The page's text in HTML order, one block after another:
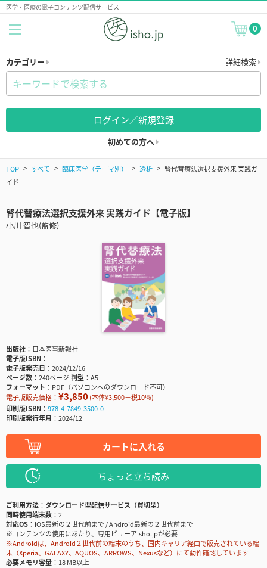
医学・医療の電子コンテンツ配信サービス
0
カテゴリー 詳細検索
ログイン／新規登録
初めての方へ
TOP すべて 臨床医学（テーマ別） 透析
腎代替療法選択支援外来 実践ガ
イド
腎代替療法選択支援外来 実践ガイド【電子版】
小川 智也(監修)
出版社
日本医事新報社
電子版ISBN
電子版発売日
2024/12/16
ページ数
240ページ判型
A5
フォーマット
PDF（パソコンへのダウンロード不可）
電子版販売価格： ¥3,850(本体¥3,500＋税10％)
印刷版ISBN
978-4-7849-3500-0
印刷版発行年月
2024/12
カートに入れる
ちょっと立ち読み
ご利用方法
ダウンロード型配信サービス（買切型）
同時使用端末数
2
対応OS
iOS最新の２世代前まで / Android最新の２世代前まで
※コンテンツの使用にあたり、専用ビューアisho.jpが必要
※Androidは、Android２世代前の端末のうち、国内キャリア経由で販売されている端
末（Xperia、GALAXY、AQUOS、ARROWS、Nexusなど）にて動作確認しています
必要メモリ容量
18 MB以上